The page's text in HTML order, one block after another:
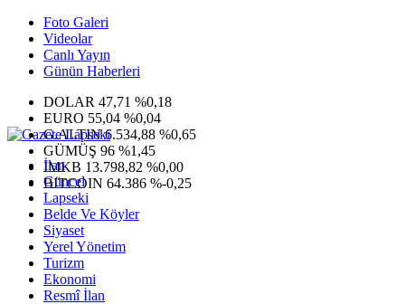
Foto Galeri
Videolar
Canlı Yayın
Günün Haberleri
DOLAR 47,71 %0,18
EURO 55,04 %0,04
G.ALTIN6.534,88 %0,65
GÜMÜŞ 96 %1,45
IMKB 13.798,82 %0,00
BITCOIN 64.386 %-0,25
İlan
Güncel
Lapseki
Belde Ve Köyler
Siyaset
Yerel Yönetim
Turizm
Ekonomi
Resmî İlan